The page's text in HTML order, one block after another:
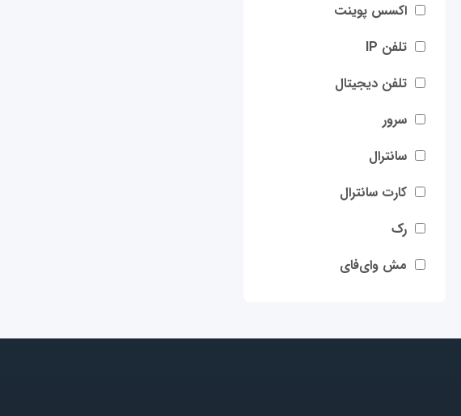
اکسس پوینت
تلفن IP
تلفن دیجیتال
سرور
سانترال
کارت سانترال
رک
مش وای‌فای